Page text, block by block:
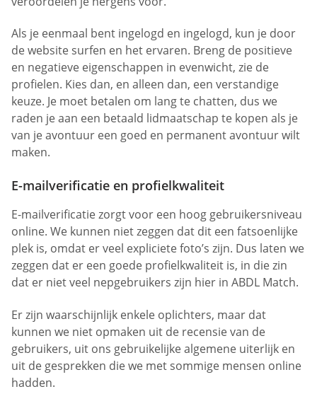
Als je eenmaal bent ingelogd en ingelogd, kun je door
de website surfen en het ervaren. Breng de positieve
en negatieve eigenschappen in evenwicht, zie de
profielen. Kies dan, en alleen dan, een verstandige
keuze. Je moet betalen om lang te chatten, dus we
raden je aan een betaald lidmaatschap te kopen als je
van je avontuur een goed en permanent avontuur wilt
maken.
E-mailverificatie en profielkwaliteit
E-mailverificatie zorgt voor een hoog gebruikersniveau
online. We kunnen niet zeggen dat dit een fatsoenlijke
plek is, omdat er veel expliciete foto’s zijn. Dus laten we
zeggen dat er een goede profielkwaliteit is, in die zin
dat er niet veel nepgebruikers zijn hier in ABDL Match.
Er zijn waarschijnlijk enkele oplichters, maar dat
kunnen we niet opmaken uit de recensie van de
gebruikers, uit ons gebruikelijke algemene uiterlijk en
uit de gesprekken die we met sommige mensen online
hadden.